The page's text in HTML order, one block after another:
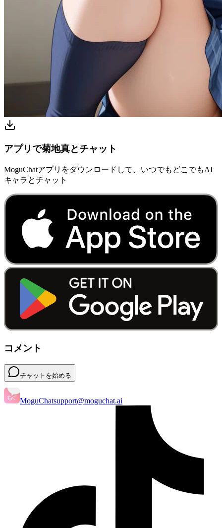
アプリで菊地真とチャット
MoguChatアプリをダウンロードして、いつでもどこでもAI
キャラとチャット
コメント
チャットを始める
MoguChatsupport@moguchat.ai